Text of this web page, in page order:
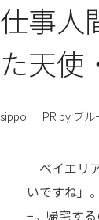
仕事人
た天使
sippo PR by ブ
ベイエリ
いですね」
−。帰宅す